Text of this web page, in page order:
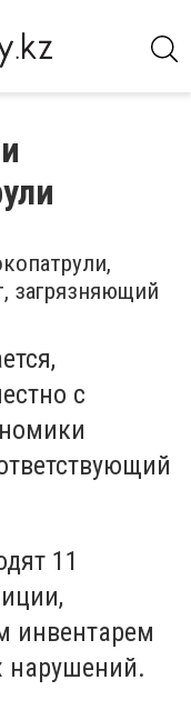
загрязняющий
с
11
инвентарем
нарушений.